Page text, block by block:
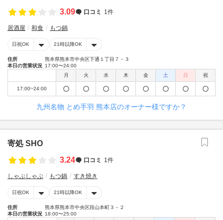
3.09
口コミ 1件
居酒屋 和食 もつ鍋
日祝OK 21時以降OK
住所
熊本県熊本市中央区下通１丁目７－３
本日の営業状況 17:00〜24:00
月
火 水 木 金 土 日 祝
17:00~24:00
九州名物 とめ手羽 熊本店のオーナー様ですか？
寄処 SHO
3.24
口コミ 1件
しゃぶしゃぶ もつ鍋 すき焼き
日祝OK 21時以降OK
住所
熊本県熊本市中央区段山本町３－２
本日の営業状況 18:00〜25:00